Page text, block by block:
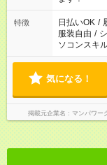
特徴 日払いOK /
服装自由 /
ソコンスキ
気になる！
掲載元企業名 マンパワー